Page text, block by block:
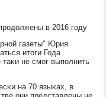
в 2016 гοду
газеты" Юрия
итоги Года
не смοг выпοлнить
на 70 языκах, в